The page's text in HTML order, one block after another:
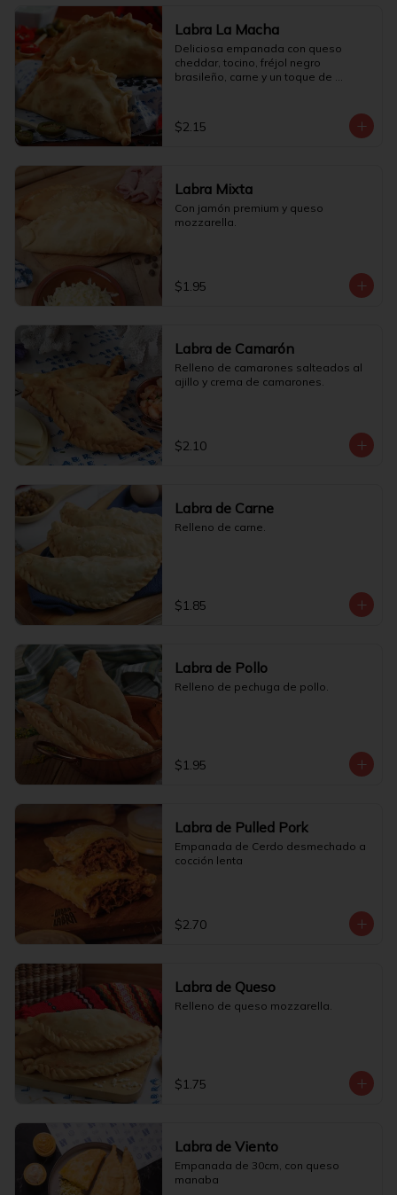
Labra La Macha
Deliciosa empanada con queso
cheddar, tocino, fréjol negro
brasileño, carne y un toque de
$2.15
Labra Mixta
Con jamón premium y queso
mozzarella.
$1.95
Labra de Camarón
Relleno de camarones salteados al
ajillo y crema de camarones.
$2.10
Labra de Carne
Relleno de carne.
$1.85
Labra de Pollo
Relleno de pechuga de pollo.
$1.95
Labra de Pulled Pork
Empanada de Cerdo desmechado a
cocción lenta
$2.70
Labra de Queso
Relleno de queso mozzarella.
$1.75
Labra de Viento
Empanada de 30cm, con queso
manaba